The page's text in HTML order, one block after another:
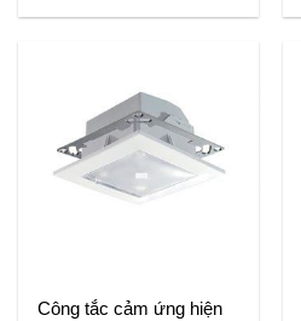
Công tắc cảm ứng hiện